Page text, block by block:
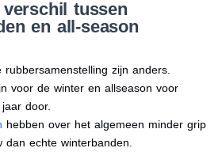
tussen
en all-season
zijn anders.
voor de winter en allseason voor
door.
hebben over het algemeen minder grip
echte winterbanden.